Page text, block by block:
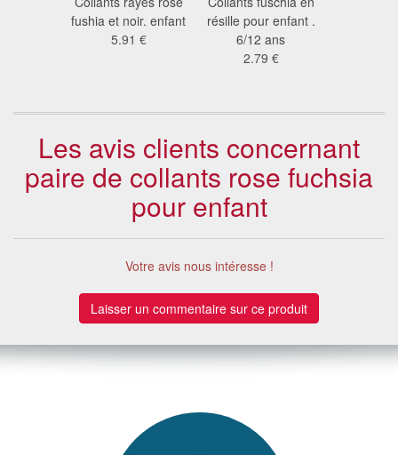
fushia et noir. enfant
5.91 €
résille pour enfant .
6/12 ans
2.79 €
Les avis clients concernant
paire de collants rose fuchsia
pour enfant
Votre avis nous intéresse !
Laisser un commentaire sur ce produit